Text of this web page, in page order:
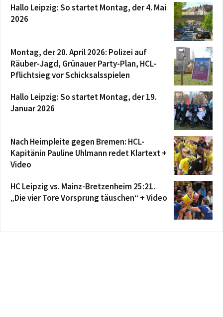
Hallo Leipzig: So startet Montag, der 4. Mai
2026
Montag, der 20. April 2026: Polizei auf
Räuber-Jagd, Grünauer Party-Plan, HCL-
Pflichtsieg vor Schicksalsspielen
Hallo Leipzig: So startet Montag, der 19.
Januar 2026
Nach Heimpleite gegen Bremen: HCL-
Kapitänin Pauline Uhlmann redet Klartext +
Video
HC Leipzig vs. Mainz-Bretzenheim 25:21.
„Die vier Tore Vorsprung täuschen“ + Video